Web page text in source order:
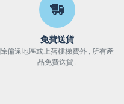
免費送貨
除偏遠地區或上落樓梯費外 , 所有產
品免費送貨 .